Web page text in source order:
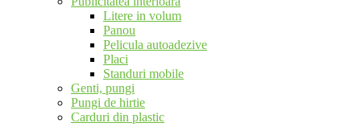
Litere in volum
Panou
Pelicula autoadezive
Placi
Standuri mobile
Genti, pungi
Pungi de hirtie
Carduri din plastic